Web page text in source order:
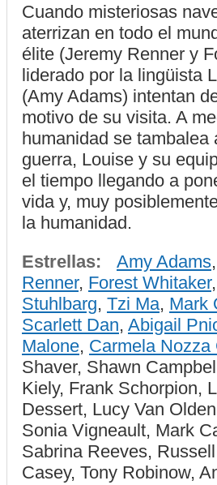
Cuando misteriosas
aterrizan en todo el
élite (Jeremy Renner y
liderado por la lingüista
(Amy Adams) intentan
motivo de su visita. A
humanidad se tambalea
guerra, Louise y su
el tiempo llegando a
vida y, muy
la humanidad.
Estrellas:
Amy Adams,
Renner, Forest Whitaker,
Stuhlbarg, Tzi Ma, Mark
Scarlett Dan, Abigail
Malone, Carmela Nozza
Shaver, Shawn
Kiely, Frank Schorpion,
Dessert, Lucy Van
Sonia Vigneault, Mark
Sabrina Reeves,
Casey, Tony Robinow,